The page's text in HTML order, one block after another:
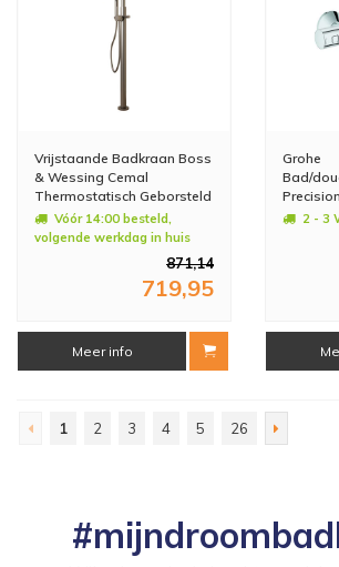
Vrijstaande Badkraan Boss
& Wessing Cemal
Thermostatisch Geborsteld
StaalVóór 14:00 besteld,
volgende werkdag in huis
871,14
719,95
Meer info
Grohe
Bad/
2 - 3
1 2 3 4 5 26